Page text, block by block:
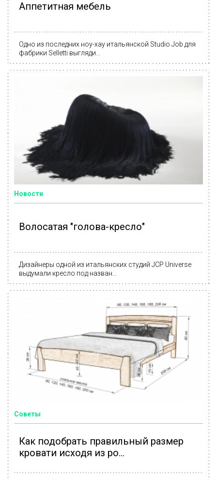
Аппетитная мебель
Одно из последних ноу-хау итальянской Studio Job для
фабрики Selletti выгляди...
Новости
Волосатая "голова-кресло"
Дизайнеры одной из итальянских студий JCP Universe
выдумали кресло под назван...
Советы
Как подобрать правильный размер
кровати исходя из ро...